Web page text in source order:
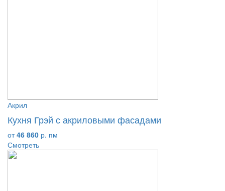
Акрил
Кухня Грэй с акриловыми фасадами
от46 860 р. пм
Смотреть